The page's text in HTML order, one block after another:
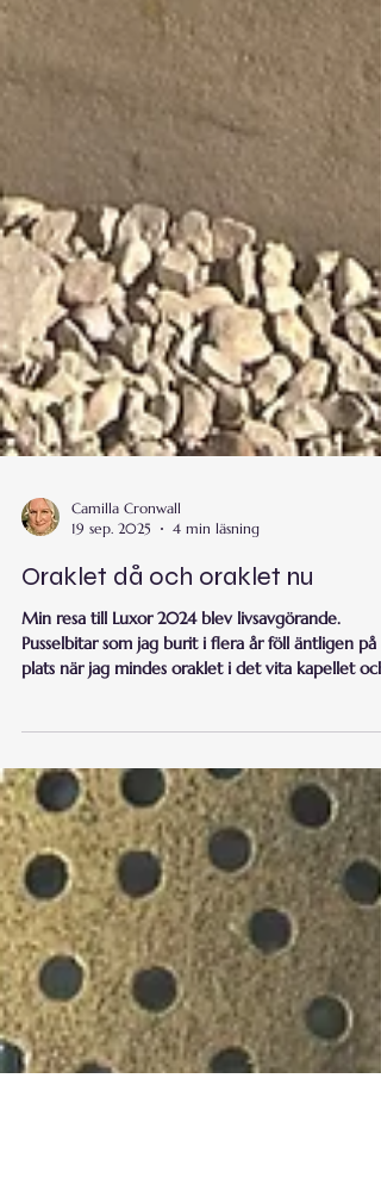
19 sep. 2025
4 min läsning
Oraklet då och oraklet nu
Pusselbitar som jag burit i flera år föll äntligen på
plats när jag mindes oraklet i det vita kapellet och
min roll där för över 4000 år sedan.
Hypnossessionen året innan hade öppnat dörren,
men att stå på platsen förändrade allt. Oraklet då
och oraklet nu är samma själ, men rollen har
förändrats. Idag är mitt uppdrag att väcka andras
visdom och hjälpa dem minnas sina egna koder.